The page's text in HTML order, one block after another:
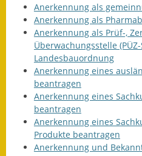
Anerkennung als
Anerkennung als
Anerkennung als Prüf-,
Überwachungsstelle
Landesbauordnung
Anerkennung eines
beantragen
Anerkennung eines
beantragen
Anerkennung eines
Produkte beantragen
Anerkennung und